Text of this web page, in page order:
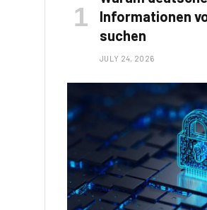
Informationen
suchen
JULY 24, 2026